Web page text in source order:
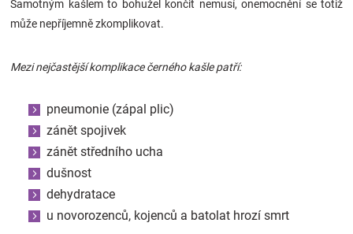
Samotným kašlem to bohužel končit nemusí, onemocnění se totiž
může nepříjemně zkomplikovat.
Mezi nejčastější komplikace černého kašle patří:
pneumonie (zápal plic)
zánět spojivek
zánět středního ucha
dušnost
dehydratace
u novorozenců, kojenců a batolat hrozí smrt